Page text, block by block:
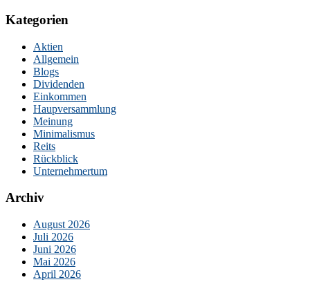
Kategorien
Aktien
Allgemein
Blogs
Dividenden
Einkommen
Haupversammlung
Meinung
Minimalismus
Reits
Rückblick
Unternehmertum
Archiv
August 2026
Juli 2026
Juni 2026
Mai 2026
April 2026